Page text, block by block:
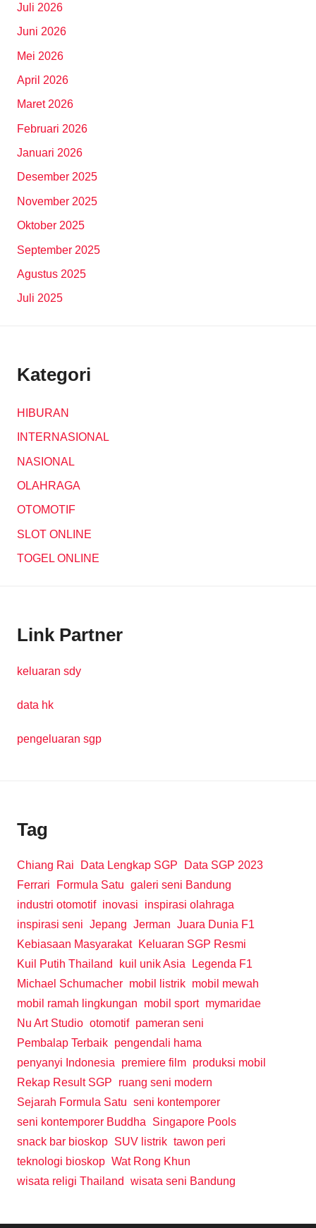
Juli 2026
Juni 2026
Mei 2026
April 2026
Maret 2026
Februari 2026
Januari 2026
Desember 2025
November 2025
Oktober 2025
September 2025
Agustus 2025
Juli 2025
Kategori
HIBURAN
INTERNASIONAL
NASIONAL
OLAHRAGA
OTOMOTIF
SLOT ONLINE
TOGEL ONLINE
Link Partner
keluaran sdy
data hk
pengeluaran sgp
Tag
Chiang Rai Data Lengkap SGP
Data SGP 2023
Ferrari
Formula Satu galeri seni Bandung
industri otomotif inovasi
inspirasi olahraga
inspirasi seni Jepang Jerman Juara Dunia F1
Kebiasaan Masyarakat
Keluaran SGP Resmi
Kuil Putih Thailand
kuil unik Asia
Legenda F1
Michael Schumacher mobil listrik mobil mewah
mobil ramah lingkungan
mobil sport mymaridae
Nu Art Studio otomotif pameran seni
Pembalap Terbaik pengendali hama
penyanyi Indonesia
premiere film produksi mobil
Rekap Result SGP
ruang seni modern
Sejarah Formula Satu seni kontemporer
seni kontemporer Buddha
Singapore Pools
snack bar bioskop SUV listrik tawon peri
teknologi bioskop Wat Rong Khun
wisata religi Thailand
wisata seni Bandung